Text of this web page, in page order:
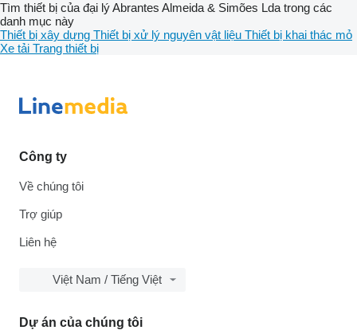
Tìm thiết bị của đại lý Abrantes Almeida & Simões Lda trong các
danh mục này
Thiết bị xây dựng Thiết bị xử lý nguyên vật liệu Thiết bị khai thác mỏ
Xe tải Trang thiết bị
Công ty
Về chúng tôi
Trợ giúp
Liên hệ
Việt Nam / Tiếng Việt
Dự án của chúng tôi